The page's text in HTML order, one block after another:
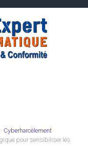
Cyberharcèlement
pour sensibiliser les